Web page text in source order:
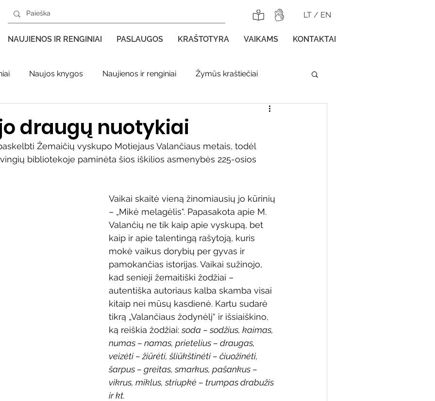
LT / EN
NAUJIENOS IR RENGINIAI PASLAUGOS KRAŠTOTYRA VAIKAMS KONTAKTAI
Naujos knygos Naujienos ir renginiai Žymūs kraštiečiai
Kilnojamos parodos
Adolfo Ramanausko–Vanago premija
Kaimo bibliotekų renginiai
Žymios datos Mobilioji biblioteka
draugų nuotykiai
Žemaičių vyskupo Motiejaus Valančiaus metais, todėl
bibliotekoje paminėta šios iškilios asmenybės 225-osios
Vaikai skaitė vieną žinomiausių jo kūrinių
– „Mikė melagėlis“. Papasakota apie M.
Valančių ne tik kaip apie vyskupą, bet
kaip ir apie talentingą rašytoją, kuris
mokė vaikus dorybių per gyvas ir
pamokančias istorijas. Vaikai sužinojo,
kad senieji žemaitiški žodžiai –
autentiška autoriaus kalba skamba visai
kitaip nei mūsų kasdienė. Kartu sudarė
tikrą „Valančiaus žodynėlį“ ir išsiaiškino,
ką reiškia žodžiai: soda – sodžius, kaimas,
numas – namas, prietelius – draugas,
veizėti – žiūrėti, šliūkštinėti – čiuožinėti,
šarpus – greitas, smarkus, pašankus –
vikrus, miklus, striupkė – trumpas drabužis
ir kt.